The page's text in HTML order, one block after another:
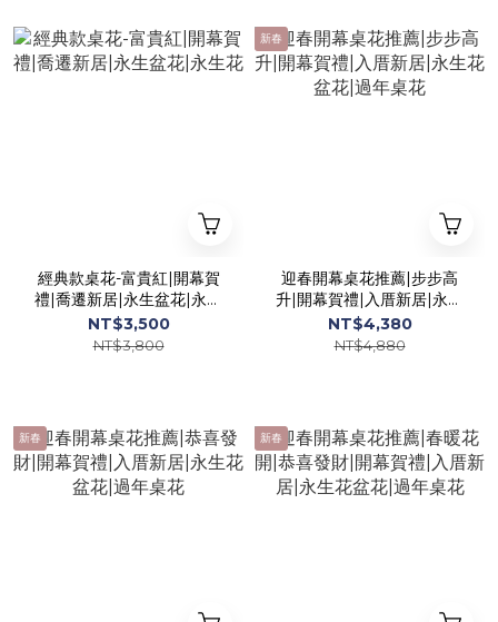
經典款桌花-富貴紅|開幕賀
禮|喬遷新居|永生盆花|永生
花
NT$3,500
NT$3,800
新春
迎春開幕桌花推薦|步步高
升|開幕賀禮|入厝新居|永生
花盆花|過年桌花
NT$4,380
NT$4,880
新春 新春